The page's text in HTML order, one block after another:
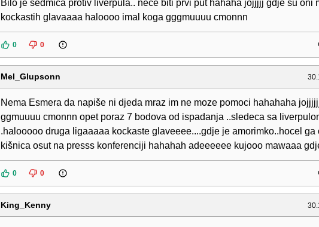
Bilo je sedmica protiv liverpula.. nece biti prvi put hahaha jojjjjj gdje su oni
kockastih glavaaaa haloooo imal koga gggmuuuu cmonnn
0 0
Mel_Glupsonn
Nema Esmera da napiše ni djeda mraz im ne moze pomoci hahahaha
ggmuuuu cmonnn opet poraz 7 bodova od ispadanja ..sledeca sa
.halooooo druga ligaaaaa kockaste glaveeee....gdje je amorimko..hocel ga
kišnica osut na presss konferenciji hahahah adeeeeee kujooo mawaaa
0 0
King_Kenny